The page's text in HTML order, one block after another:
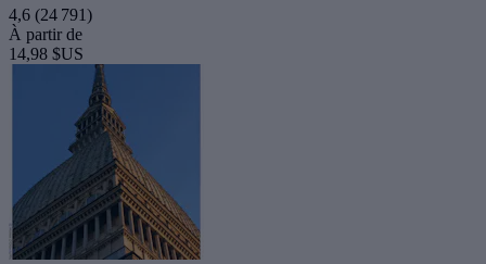
4,6 (24 791)
À partir de
14,98 $US